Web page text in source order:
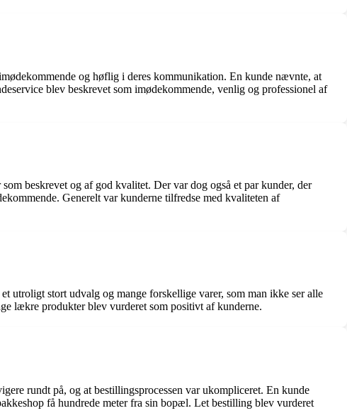
og høflig i deres kommunikation. En kunde nævnte, at
blev beskrevet som imødekommende, venlig og professionel af
beskrevet og af god kvalitet. Der var dog også et par kunder, der
Generelt var kunderne tilfredse med kvaliteten af
utroligt stort udvalg og mange forskellige varer, som man ikke ser alle
lækre produkter blev vurderet som positivt af kunderne.
rundt på, og at bestillingsprocessen var ukompliceret. En kunde
få hundrede meter fra sin bopæl. Let bestilling blev vurderet